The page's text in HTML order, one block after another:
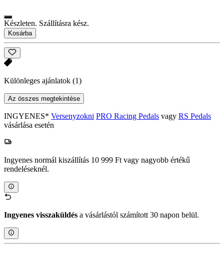
Készleten. Szállításra kész.
Kosárba
Különleges ajánlatok (1)
Az összes megtekintése
INGYENES* Versenyzokni PRO Racing Pedals vagy RS Pedals
vásárlása esetén
Ingyenes normál kiszállítás 10 999 Ft vagy nagyobb értékű
rendeléseknél.
Ingyenes visszaküldés a vásárlástól számított 30 napon belül.